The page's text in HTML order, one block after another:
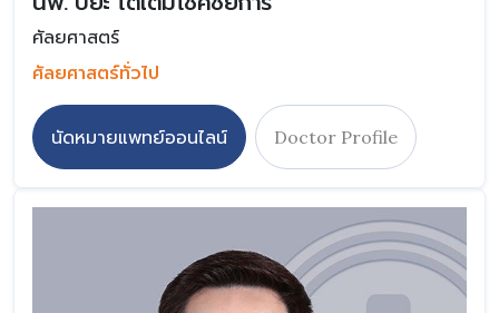
ศัลยศาสตร์
ศัลยศาสตร์ทั่วไป
นัดหมายแพทย์ออนไลน์ Doctor Profile